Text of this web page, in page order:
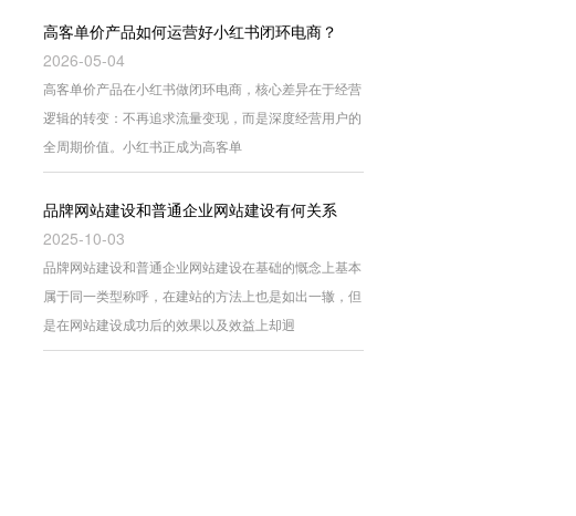
高客单价产品如何运营好小红书闭环电商？
2026-05-04
高客单价产品在小红书做闭环电商，核心差异在于经营
逻辑的转变：不再追求流量变现，而是深度经营用户的
全周期价值。小红书正成为高客单
品牌网站建设和普通企业网站建设有何关系
2025-10-03
品牌网站建设和普通企业网站建设在基础的慨念上基本
属于同一类型称呼，在建站的方法上也是如出一辙，但
是在网站建设成功后的效果以及效益上却迥